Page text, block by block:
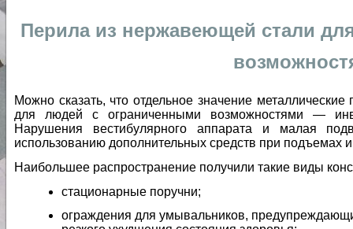
Перила из нержавеющей стали
Можно сказать, что отдельное значение
для людей с ограниченными возможностями —
Нарушения вестибулярного аппарата и малая
использованию дополнительных средств при подъемах
Наибольшее распространение получили такие виды
стационарные поручни;
ограждения для умывальников,